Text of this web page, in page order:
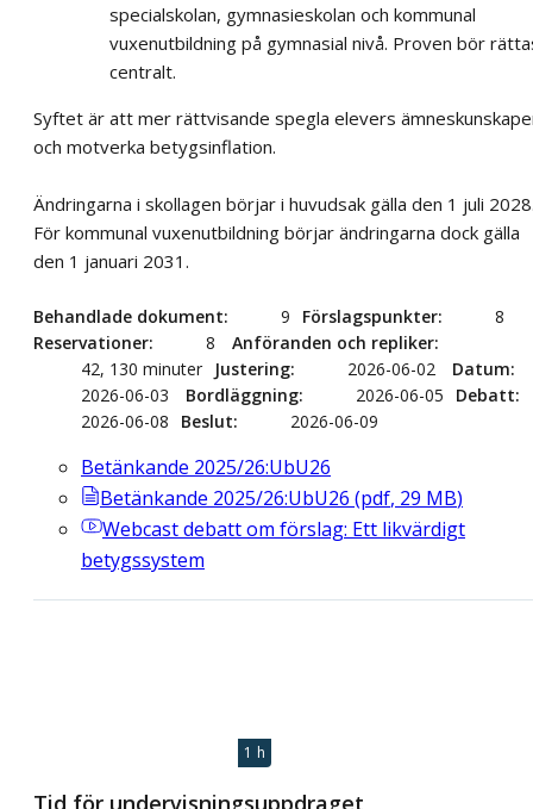
specialskolan, gymnasieskolan och kommunal
vuxenutbildning på gymnasial nivå. Proven bör
centralt.
Syftet är att mer rättvisande spegla elevers
och motverka betygsinflation.
Ändringarna i skollagen börjar i huvudsak gälla den 1 juli
För kommunal vuxenutbildning börjar ändringarna dock gälla
den 1 januari 2031.
Behandlade dokument 9 Förslagspunkter
8
Reservationer
8
Anföranden och repliker
42, 130 minuter
Justering 2026-06-02
Datum
2026-06-03
Bordläggning 2026-06-05
Debatt
2026-06-08
Beslut 2026-06-09
Betänkande 2025/26:UbU26
Betänkande 2025/26:UbU26 (pdf, 29 MB)
Webcastdebatt om förslag: Ett likvärdigt
betygssystem
1 h